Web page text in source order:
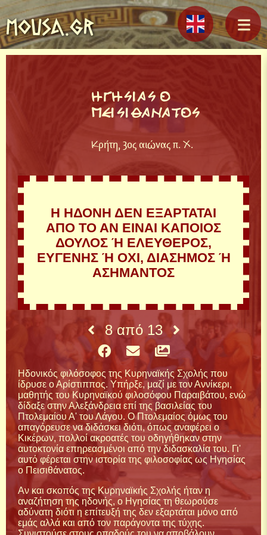
MOUSA.GR
ΗΓΗΣΙΑΣ Ο
ΠΕΙΣΙΘΑΝΑΤΟΣ
Κρήτη, 3ος αιώνας π. Χ.
Η ΗΔΟΝΗ ΔΕΝ ΕΞΑΡΤΑΤΑΙ
ΑΠΟ ΤΟ ΑΝ ΕΙΝΑΙ ΚΑΠΟΙΟΣ
ΔΟΥΛΟΣ Ή ΕΛΕΥΘΕΡΟΣ,
ΕΥΓΕΝΗΣ Ή ΟΧΙ, ΔΙΑΣΗΜΟΣ Ή
ΑΣΗΜΑΝΤΟΣ
8από 13
Ηδονικός φιλόσοφος της Κυρηναϊκής Σχολής που
ίδρυσε ο Αρίστιππος. Υπήρξε, μαζί με τον Αννίκερι,
μαθητής του Κυρηναϊκού φιλοσόφου Παραιβάτου, ενώ
δίδαξε στην Αλεξάνδρεια επί της βασιλείας του
Πτολεμαίου Α' του Λάγου. Ο Πτολεμαίος όμως του
απαγόρευσε να διδάσκει διότι, όπως αναφέρει ο
Κικέρων, πολλοί ακροατές του οδηγήθηκαν στην
αυτοκτονία επηρεασμένοι από την διδασκαλία του. Γι'
αυτό φέρεται στην ιστορία της φιλοσοφίας ως Ηγησίας
ο Πεισιθάνατος.
Αν και σκοπός της Κυρηναϊκής Σχολής ήταν η
αναζήτηση της ηδονής, ο Ηγησίας τη θεωρούσε
αδύνατη διότι η επίτευξή της δεν εξαρτάται μόνο από
εμάς αλλά και από τον παράγοντα της τύχης.